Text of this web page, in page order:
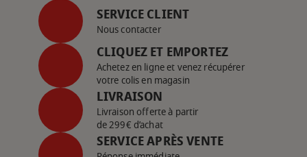
SERVICE CLIENT
Nous contacter
CLIQUEZ ET EMPORTEZ
Achetez en ligne et venez récupérer
votre colis en magasin
LIVRAISON
Livraison offerte à partir
de 299€ d’achat
SERVICE APRÈS VENTE